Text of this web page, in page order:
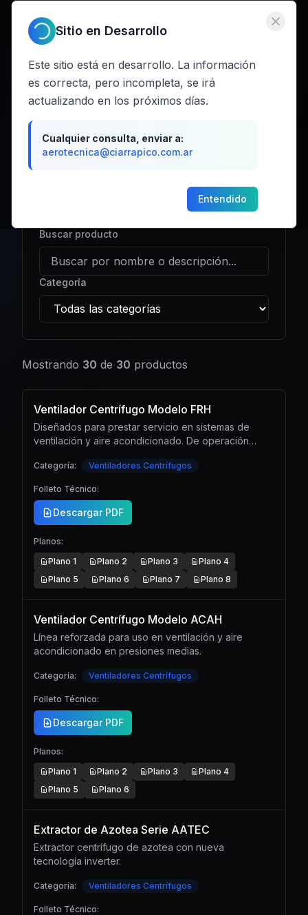
Sitio en Desarrollo
Este sitio está en desarrollo. La información
es correcta, pero incompleta, se irá
actualizando en los próximos días.
Cualquier consulta, enviar a:
aerotecnica@ciarrapico.com.ar
Entendido
Centro de Descargas
dimensionales y documentación completa de
nuestros productos de ventilación industrial.
Buscar producto
Categoría
Mostrando 30 de 30 productos
Ventilador Centrífugo Modelo FRH
Diseñados para prestar servicio en sistemas de
ventilación y aire acondicionado. De operación
empinada asegura una operación estable y
Categoría: Ventiladores Centrífugos
Folleto Técnico:
Descargar PDF
Planos:
Plano 1 Plano 2 Plano 3 Plano 4
Plano 5 Plano 6 Plano 7 Plano 8
Ventilador Centrífugo Modelo ACAH
Línea reforzada para uso en ventilación y aire
acondicionado en presiones medias.
Categoría: Ventiladores Centrífugos
Folleto Técnico:
Descargar PDF
Planos:
Plano 1 Plano 2 Plano 3 Plano 4
Plano 5 Plano 6
Extractor de Azotea Serie AATEC
Extractor centrífugo de azotea con nueva
tecnología inverter.
Categoría: Ventiladores Centrífugos
Folleto Técnico: